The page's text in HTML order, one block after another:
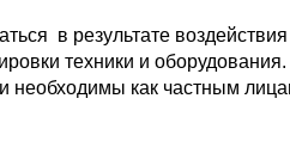
в результате
техники и оборудования.
необходимы как частным